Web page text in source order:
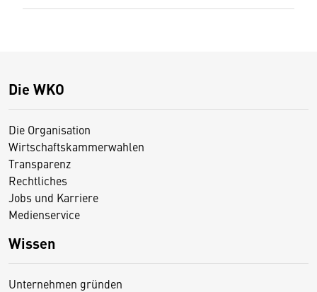
Die WKO
Die Organisation
Wirtschaftskammerwahlen
Transparenz
Rechtliches
Jobs und Karriere
Medienservice
Wissen
Unternehmen gründen